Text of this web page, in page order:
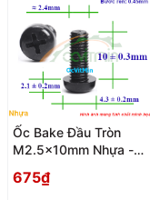
Ốc Bake Đầu Tròn
M2.5x10mm Nhựa -
675₫